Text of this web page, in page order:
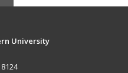
University